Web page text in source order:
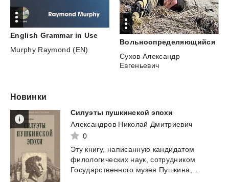
English Grammar in Use
Murphy Raymond (EN)
Вольноопределяющийся
Сухов Александр
Евгеньевич
Новинки
Силуэты пушкинской эпохи
Александров Николай Дмитриевич
0
Эту книгу, написанную кандидатом
филологических наук, сотрудником
Государственного музея Пушкина,...